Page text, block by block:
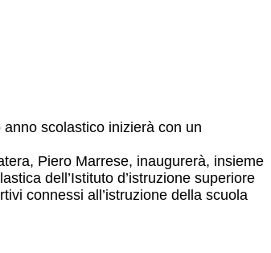
scolastico inizierà con un
Piero Marrese, inaugurerà, insieme
dell’Istituto d’istruzione superiore
connessi all’istruzione della scuola